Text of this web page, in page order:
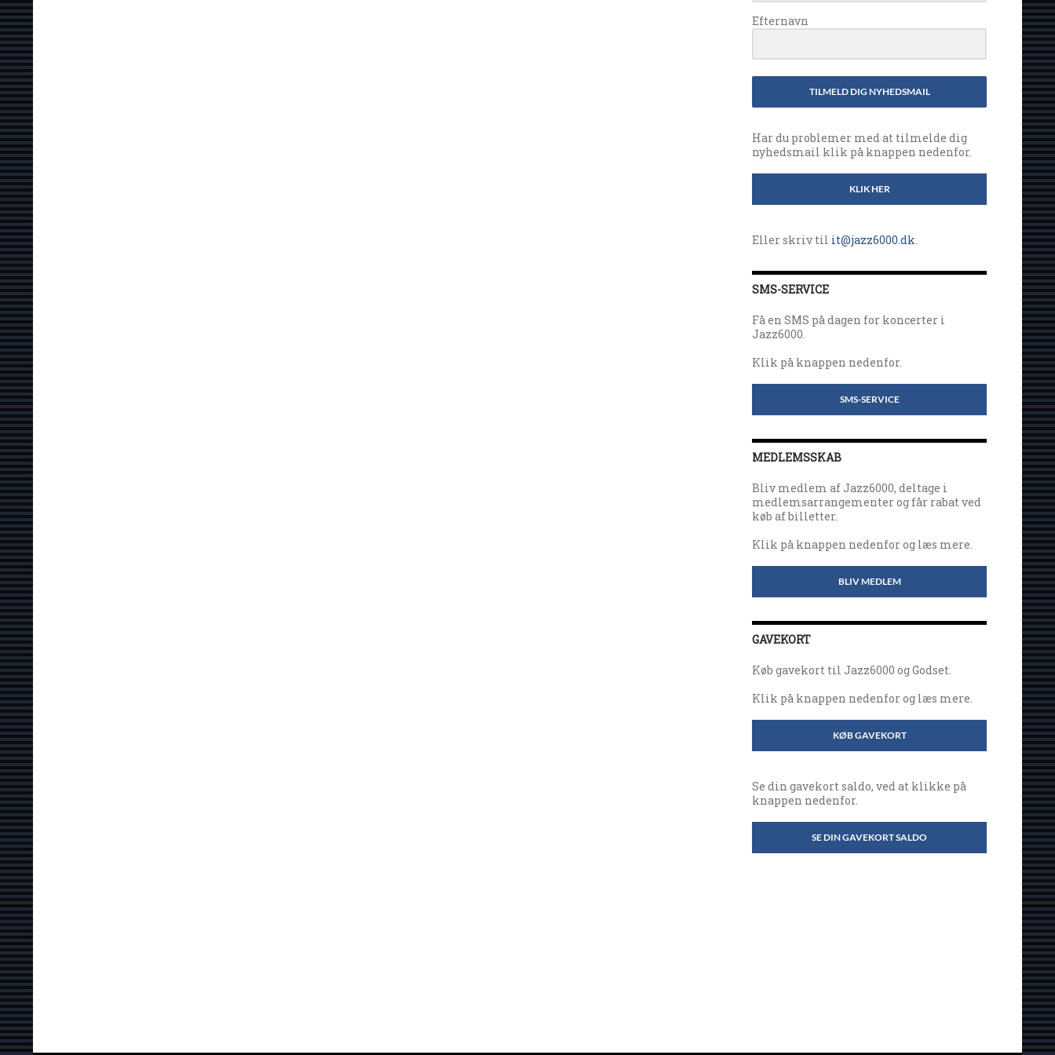
Efternavn
TILMELD DIG NYHEDSMAIL
Har du problemer med at tilmelde dig
nyhedsmail klik på knappen nedenfor.
KLIK HER
Eller skriv til it@jazz6000.dk
SMS-SERVICE
Få en SMS på dagen for koncerter i
Jazz6000.
Klik på knappen nedenfor.
SMS-SERVICE
MEDLEMSSKAB
Bliv medlem af Jazz6000, deltage i
medlemsarrangementer og får rabat ved
køb af billetter.
Klik på knappen nedenfor og læs mere.
BLIV MEDLEM
GAVEKORT
Køb gavekort til Jazz6000 og Godset.
Klik på knappen nedenfor og læs mere.
KØB GAVEKORT
Se din gavekort saldo, ved at klikke på
knappen nedenfor.
SE DIN GAVEKORT SALDO